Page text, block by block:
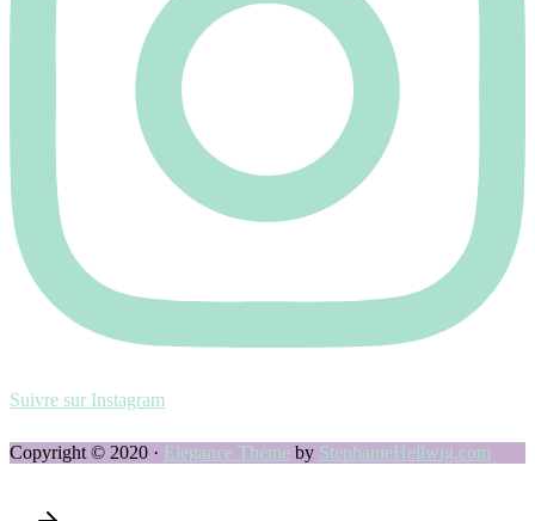
Suivre sur Instagram
Copyright © 2020 · Elegance Theme by StephanieHellwig.com